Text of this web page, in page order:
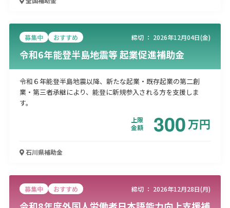
募集中 おすすめ 締切 ： 2026年12月04日(金)
令和6年能登半島地震等 起業促進補助金
​令和６年能登半島地震以降、新たな起業・既存起業の第二創
業・第三者承継により、能登に新規参入される方を支援しま
す。
上限
金額
300万円
石川県補助金
募集中 おすすめ 締切 ： 2026年12月28日(月)